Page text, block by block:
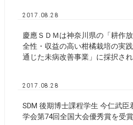
2017.08.28
慶應ＳＤＭは神奈川県の「耕作
全性・収益の高い柑橘栽培の実
通じた未病改善事業」に採択さ
2017.08.28
SDM 後期博士課程学生 今仁武臣
学会第74回全国大会優秀賞を受賞